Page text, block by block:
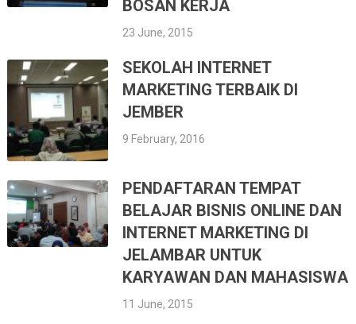
BOSAN KERJA
23 June, 2015
SEKOLAH INTERNET
MARKETING TERBAIK DI
JEMBER
9 February, 2016
PENDAFTARAN TEMPAT
BELAJAR BISNIS ONLINE DAN
INTERNET MARKETING DI
JELAMBAR UNTUK
KARYAWAN DAN MAHASISWA
11 June, 2015